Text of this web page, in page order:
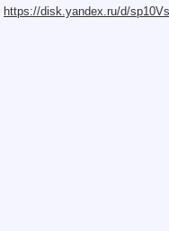
https://disk.yandex.ru/d/